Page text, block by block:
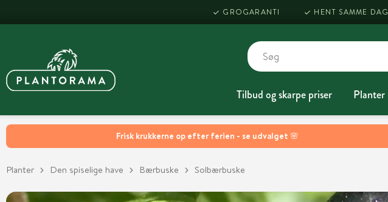
Frisk krukkerne op efter ferien - se udvalget 🌸
GROGARANTI HENT SAMME DAG
Tilbud og skarpe priser Planter
Planter Den spiselige have Bærbuske Solbærbuske